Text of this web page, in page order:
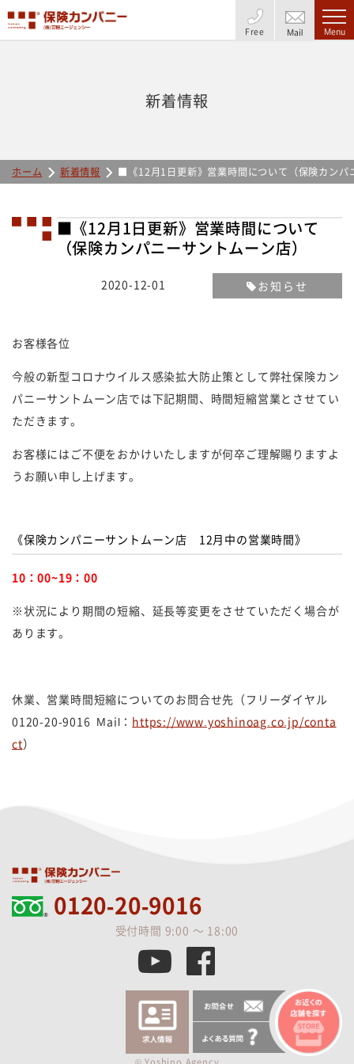
Free Mail Menu
新着情報
ホーム 新着情報 ■《12月1日更新》営業時間について（保険カンパ
■《12月1日更新》営業時間について
（保険カンパニーサントムーン店）
2020-12-01 お知らせ
お客様各位
今般の新型コロナウイルス感染拡大防止策として弊社保険カン
パニーサントムーン店では下記期間、時間短縮営業とさせてい
ただきます。
お客様にはご不便をおかけいたしますが何卒ご理解賜りますよ
うお願い申し上げます。
《保険カンパニーサントムーン店 12月中の営業時間》
10：00~19：00
※状況により期間の短縮、延長等変更をさせていただく場合が
あります。
休業、営業時間短縮についてのお問合せ先（フリーダイヤル
0120-20-9016 Mail： https://www.yoshinoag.co.jp/conta
ct）
0120-20-9016
受付時間 9:00 ～ 18:00